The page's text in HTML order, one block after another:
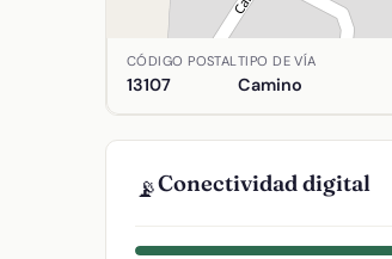
Ubicación de Pozuelos (Los)
CÓDIGO POSTAL
13107
TIPO DE VÍA
Camino
📡Conectividad digital